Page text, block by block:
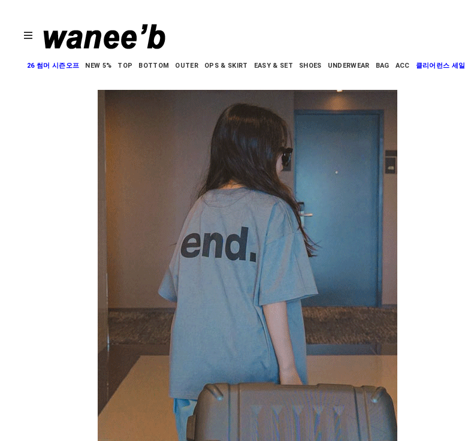
26 썸머 시즌오프 NEW 5% TOP BOTTOM OUTER OPS & SKIRT EASY & SET SHOES UNDERWEAR BAG ACC 클리어런스 세일